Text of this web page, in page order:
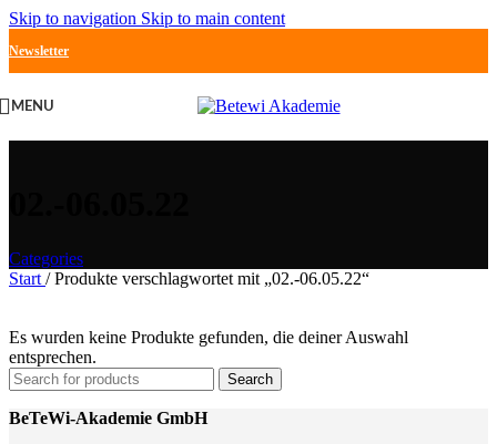
Skip to navigation Skip to main content
Newsletter
MENU
Categories
Start / Produkte verschlagwortet mit „02.-06.05.22“
Es wurden keine Produkte gefunden, die deiner Auswahl
entsprechen.
Search
BeTeWi-Akademie GmbH